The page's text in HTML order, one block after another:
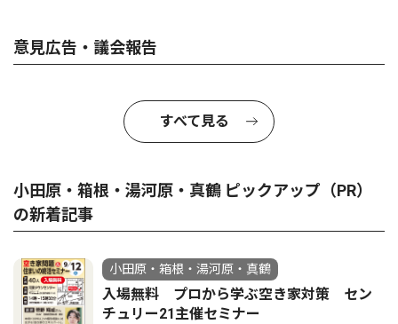
意見広告・議会報告
すべて見る
小田原・箱根・湯河原・真鶴 ピックアップ（PR）
の新着記事
小田原・箱根・湯河原・真鶴
入場無料 プロから学ぶ空き家対策 セン
チュリー21主催セミナー